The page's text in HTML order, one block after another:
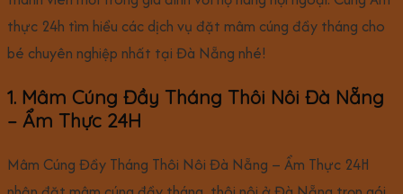
thực 24h tìm hiểu các dịch vụ đặt mâm cúng đầy tháng cho
bé chuyên nghiệp nhất tại Đà Nẵng nhé!
1. Mâm Cúng Đầy Tháng Thôi Nôi Đà Nẵng
– Ẩm Thực 24H
Mâm Cúng Đầy Tháng Thôi Nôi Đà Nẵng – Ẩm Thực 24H